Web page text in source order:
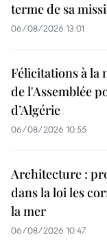
terme de sa
06/08/2026 13:01
Félicitations à la
de l'Assemblée
d’Algérie
06/08/2026 10:55
Architecture :
dans la loi les
la mer
06/08/2026 10:47